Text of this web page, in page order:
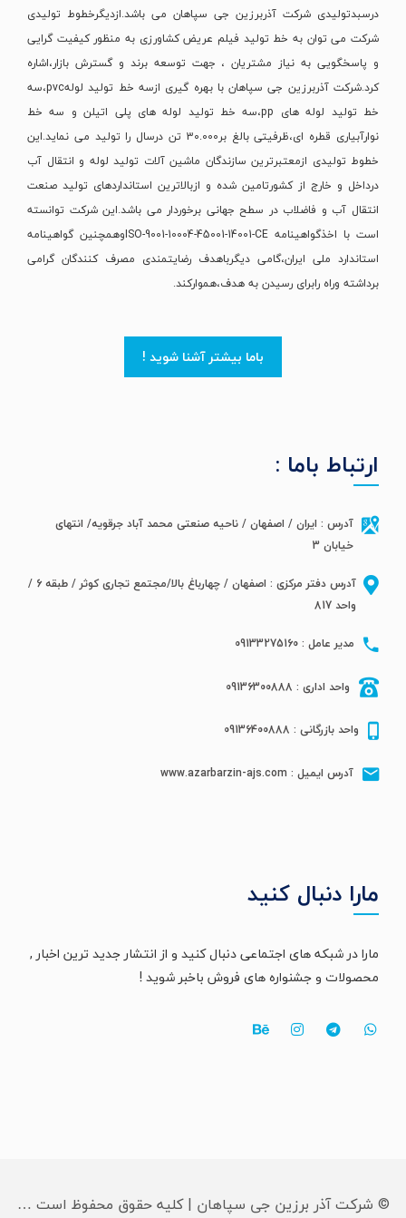
درسبدتولیدی شرکت آذربرزین جی سپاهان می باشد.ازدیگرخطوط تولیدی
شرکت می توان به خط تولید فیلم عریض کشاورزی به منظور کیفیت گرایی
و پاسخگویی به نیاز مشتریان ، جهت توسعه برند و گسترش بازار،اشاره
کرد.شرکت آذربرزین جی سپاهان با بهره گیری ازسه خط تولید لولهpvc،سه
خط تولید لوله های pp،سه خط تولید لوله های پلی اتیلن و سه خط
نوارآبیاری قطره ای،ظرفیتی بالغ بر30.000 تن درسال را تولید می نماید.این
خطوط تولیدی ازمعتبرترین سازندگان ماشین آلات تولید لوله و انتقال آب
درداخل و خارج از کشورتامین شده و ازبالاترین استانداردهای تولید صنعت
انتقال آب و فاضلاب در سطح جهانی برخوردار می باشد.این شرکت توانسته
است با اخذگواهینامه ISO-9001-10004-45001-14001-CEوهمچنین گواهینامه
استاندارد ملی ایران،گامی دیگرباهدف رضایتمندی مصرف کنندگان گرامی
برداشته وراه رابرای رسیدن به هدف،هموارکند.
باما بیشتر آشنا شوید !
ارتباط باما :
آدرس : ایران / اصفهان / ناحیه صنعتی محمد آباد جرقویه/ انتهای
خیابان 3
آدرس دفتر مرکزی : اصفهان / چهارباغ بالا/مجتمع تجاری کوثر / طبقه 6 /
واحد 817
مدیر عامل : 09133275160
واحد اداری : 09136300888
واحد بازرگانی : 09136400888
آدرس ایمیل : www.azarbarzin-ajs.com
مارا دنبال کنید
مارا در شبکه های اجتماعی دنبال کنید و از انتشار جدید ترین اخبار ,
محصولات و جشنواره های فروش باخبر شوید !
© شرکت آذر برزین جی سپاهان | کلیه حقوق محفوظ است …